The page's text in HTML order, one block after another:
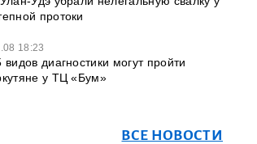
протоки
18:23
видов диагностики могут пройти
у ТЦ «Бум»
ВСЕ НОВОСТИ